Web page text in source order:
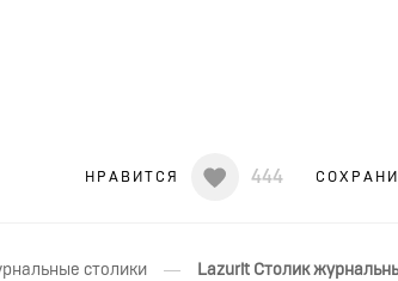
444
НРАВИТСЯ
столики — Lazurit Столик